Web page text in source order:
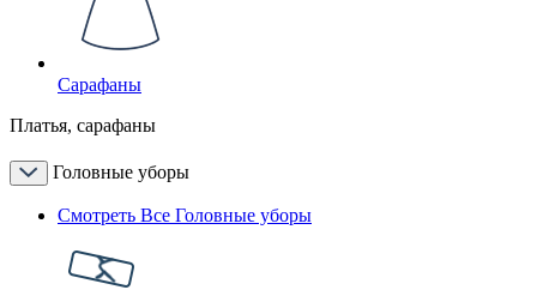
Сарафаны
Платья, сарафаны
Головные уборы
Смотреть Все Головные уборы